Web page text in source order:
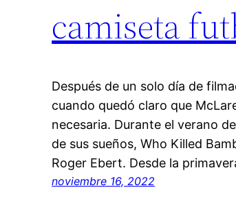
camiseta
Después de un solo día de
cuando quedó claro que
necesaria. Durante el verano
de sus sueños, Who Killed
Roger Ebert. Desde la
noviembre 16, 2022